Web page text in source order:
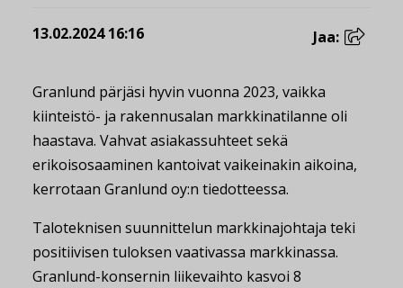
13.02.2024 16:16 Jaa:
Granlund pärjäsi hyvin vuonna 2023, vaikka
kiinteistö- ja rakennusalan markkinatilanne oli
haastava. Vahvat asiakassuhteet sekä
erikoisosaaminen kantoivat vaikeinakin aikoina,
kerrotaan Granlund oy:n tiedotteessa.
Taloteknisen suunnittelun markkinajohtaja teki
positiivisen tuloksen vaativassa markkinassa.
Granlund-konsernin liikevaihto kasvoi 8